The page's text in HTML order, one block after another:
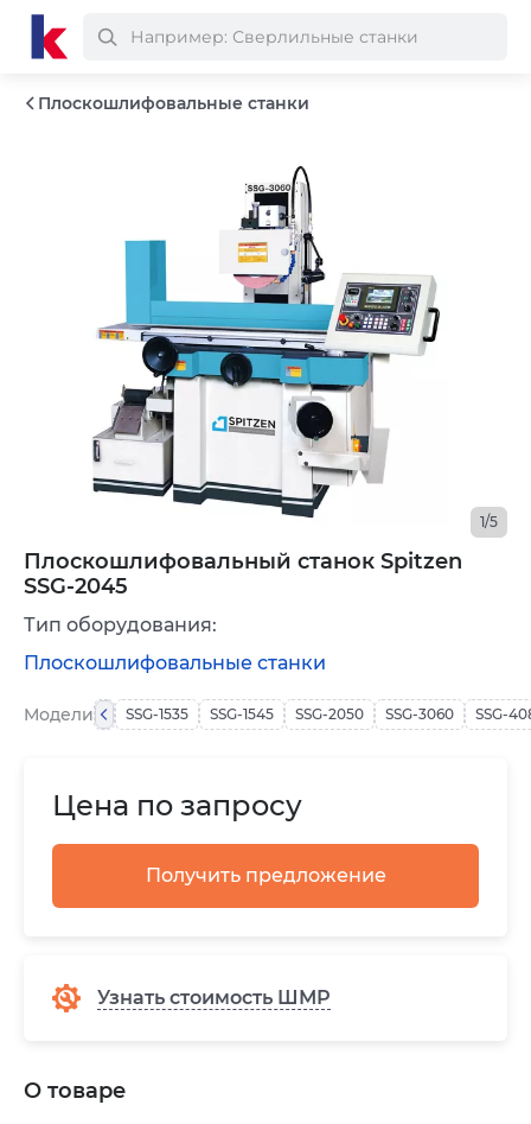
Плоскошлифовальные станки
Плоскошлифовальный станок Spitzen
SSG-2045
1/5
Цена по запросу
Получить предложение
Узнать стоимость ШМР
Модели SSG-1535 SSG-1545 SSG-2050 SSG-3060 SSG-
Тип оборудования:
Плоскошлифовальные станки
О товаре